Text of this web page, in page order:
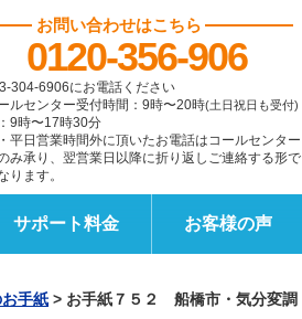
お問い合わせはこちら
0120-356-906
304-6906にお電話ください
ルセンター受付時間：9時〜20時(土日祝日も受付)
9時〜17時30分
平日営業時間外に頂いたお電話はコールセンター
み承り、翌営業日以降に折り返しご連絡する形で
ります。
サポート料金 お客様の声
手紙 > お手紙７５２ 船橋市・気分変調